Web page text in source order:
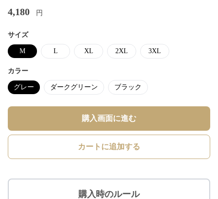
4,180 円
サイズ
M L XL 2XL 3XL
カラー
グレー ダークグリーン ブラック
購入画面に進む
カートに追加する
購入時のルール